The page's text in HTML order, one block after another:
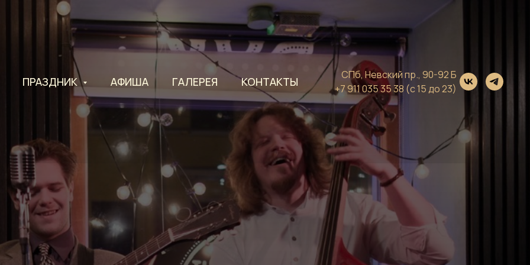
ПРАЗДНИК АФИША ГАЛЕРЕЯ КОНТАКТЫ
СПб, Невский пр., 90-92 Б
+7 911 035 35 38 (с 15 до 23)